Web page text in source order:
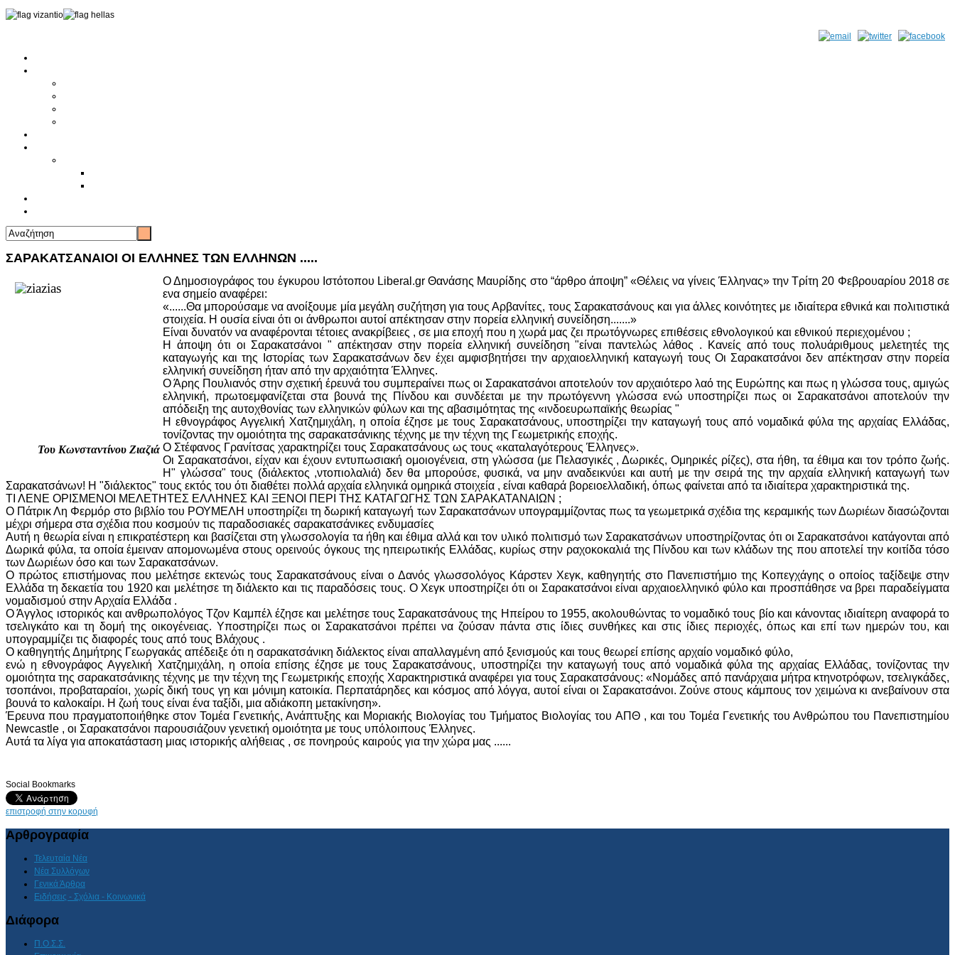
ΣΑΡΑΚΑΤΣΑΝΑΙΟΙ ΟΙ ΕΛΛΗΝΕΣ ΤΩΝ ΕΛΛΗΝΩΝ .....
Του Κωνσταντίνου Ζιαζιά
Ο Δημοσιογράφος του έγκυρου Ιστότοπου Liberal.gr Θανάσης Μαυρίδης στο “άρθρο άποψη” «Θέλεις να γίνεις Έλληνας» την Τρίτη 20 Φεβρουαρίου 2018 σε
ενα σημείο αναφέρει:
«......Θα μπορούσαμε να ανοίξουμε μία μεγάλη συζήτηση για τους Αρβανίτες, τους Σαρακατσάνους και για άλλες κοινότητες με ιδιαίτερα εθνικά και πολιτιστικά
στοιχεία. Η ουσία είναι ότι οι άνθρωποι αυτοί απέκτησαν στην πορεία ελληνική συνείδηση.......»
Είναι δυνατόν να αναφέρονται τέτοιες ανακρίβειες , σε μια εποχή που η χωρά μας ζει πρωτόγνωρες επιθέσεις εθνολογικού και εθνικού περιεχομένου ;
Η άποψη ότι οι Σαρακατσάνοι " απέκτησαν στην πορεία ελληνική συνείδηση "είναι παντελώς λάθος . Κανείς από τους πολυάριθμους μελετητές της
καταγωγής και της Ιστορίας των Σαρακατσάνων δεν έχει αμφισβητήσει την αρχαιοελληνική καταγωγή τους Οι Σαρακατσάνοι δεν απέκτησαν στην πορεία
ελληνική συνείδηση ήταν από την αρχαιότητα Έλληνες.
Ο Άρης Πουλιανός στην σχετική έρευνά του συμπεραίνει πως οι Σαρακατσάνοι αποτελούν τον αρχαιότερο λαό της Ευρώπης και πως η γλώσσα τους, αμιγώς
ελληνική, πρωτοεμφανίζεται στα βουνά της Πίνδου και συνδέεται με την πρωτόγεννη γλώσσα ενώ υποστηρίζει πως οι Σαρακατσάνοι αποτελούν την
απόδειξη της αυτοχθονίας των ελληνικών φύλων και της αβασιμότητας της «ινδοευρωπαϊκής θεωρίας "
Η εθνογράφος Αγγελική Χατζημιχάλη, η οποία έζησε με τους Σαρακατσάνους, υποστηρίζει την καταγωγή τους από νομαδικά φύλα της αρχαίας Ελλάδας,
τονίζοντας την ομοιότητα της σαρακατσάνικης τέχνης με την τέχνη της Γεωμετρικής εποχής.
Ο Στέφανος Γρανίτσας χαρακτηρίζει τους Σαρακατσάνους ως τους «καταλαγότερους Έλληνες».
Οι Σαρακατσάνοι, είχαν και έχουν εντυπωσιακή ομοιογένεια, στη γλώσσα (με Πελασγικές , Δωρικές, Ομηρικές ρίζες), στα ήθη, τα έθιμα και τον τρόπο ζωής.
H" γλώσσα" τους (διάλεκτος ,ντοπιολαλιά) δεν θα μπορούσε, φυσικά, να μην αναδεικνύει και αυτή με την σειρά της την αρχαία ελληνική καταγωγή των
Σαρακατσάνων! Η "διάλεκτος" τους εκτός του ότι διαθέτει πολλά αρχαία ελληνικά ομηρικά στοιχεία , είναι καθαρά βορειοελλαδική, όπως φαίνεται από τα ιδιαίτερα χαρακτηριστικά της.
ΤΙ ΛΕΝΕ ΟΡΙΣΜΕΝΟΙ ΜΕΛΕΤΗΤΕΣ ΕΛΛΗΝΕΣ ΚΑΙ ΞΕΝΟΙ ΠΕΡΙ ΤΗΣ ΚΑΤΑΓΩΓΗΣ ΤΩΝ ΣΑΡΑΚΑΤΑΝΑΙΩΝ ;
Ο Πάτρικ Λη Φερμόρ στο βιβλίο του ΡΟΥΜΕΛΗ υποστηρίζει τη δωρική καταγωγή των Σαρακατσάνων υπογραμμίζοντας πως τα γεωμετρικά σχέδια της κεραμικής των Δωριέων διασώζονται
μέχρι σήμερα στα σχέδια που κοσμούν τις παραδοσιακές σαρακατσάνικες ενδυμασίες
Αυτή η θεωρία είναι η επικρατέστερη και βασίζεται στη γλωσσολογία τα ήθη και έθιμα αλλά και τον υλικό πολιτισμό των Σαρακατσάνων υποστηρίζοντας ότι οι Σαρακατσάνοι κατάγονται από
Δωρικά φύλα, τα οποία έμειναν απομονωμένα στους ορεινούς όγκους της ηπειρωτικής Ελλάδας, κυρίως στην ραχοκοκαλιά της Πίνδου και των κλάδων της που αποτελεί την κοιτίδα τόσο
των Δωριέων όσο και των Σαρακατσάνων.
Ο πρώτος επιστήμονας που μελέτησε εκτενώς τους Σαρακατσάνους είναι ο Δανός γλωσσολόγος Κάρστεν Χεγκ, καθηγητής στο Πανεπιστήμιο της Κοπεγχάγης ο οποίος ταξίδεψε στην
Ελλάδα τη δεκαετία του 1920 και μελέτησε τη διάλεκτο και τις παραδόσεις τους. Ο Χεγκ υποστηρίζει ότι οι Σαρακατσάνοι είναι αρχαιοελληνικό φύλο και προσπάθησε να βρει παραδείγματα
νομαδισμού στην Αρχαία Ελλάδα .
Ο Άγγλος ιστορικός και ανθρωπολόγος Τζον Καμπέλ έζησε και μελέτησε τους Σαρακατσάνους της Ηπείρου το 1955, ακολουθώντας το νομαδικό τους βίο και κάνοντας ιδιαίτερη αναφορά το
τσελιγκάτο και τη δομή της οικογένειας. Υποστηρίζει πως οι Σαρακατσάνοι πρέπει να ζούσαν πάντα στις ίδιες συνθήκες και στις ίδιες περιοχές, όπως και επί των ημερών του, και
υπογραμμίζει τις διαφορές τους από τους Βλάχους .
Ο καθηγητής Δημήτρης Γεωργακάς απέδειξε ότι η σαρακατσάνικη διάλεκτος είναι απαλλαγμένη από ξενισμούς και τους θεωρεί επίσης αρχαίο νομαδικό φύλο,
ενώ η εθνογράφος Αγγελική Χατζημιχάλη, η οποία επίσης έζησε με τους Σαρακατσάνους, υποστηρίζει την καταγωγή τους από νομαδικά φύλα της αρχαίας Ελλάδας, τονίζοντας την
ομοιότητα της σαρακατσάνικης τέχνης με την τέχνη της Γεωμετρικής εποχής Χαρακτηριστικά αναφέρει για τους Σαρακατσάνους: «Νομάδες από πανάρχαια μήτρα κτηνοτρόφων, τσελιγκάδες,
τσοπάνοι, προβαταραίοι, χωρίς δική τους γη και μόνιμη κατοικία. Περπατάρηδες και κόσμος από λόγγα, αυτοί είναι οι Σαρακατσάνοι. Ζούνε στους κάμπους τον χειμώνα κι ανεβαίνουν στα
βουνά το καλοκαίρι. Η ζωή τους είναι ένα ταξίδι, μια αδιάκοπη μετακίνηση».
Έρευνα που πραγματοποιήθηκε στον Τομέα Γενετικής, Ανάπτυξης και Μοριακής Βιολογίας του Τμήματος Βιολογίας του AΠΘ , και του Τομέα Γενετικής του Ανθρώπου του Πανεπιστημίου
Newcastle , οι Σαρακατσάνοι παρουσιάζουν γενετική ομοιότητα με τους υπόλοιπους Έλληνες.
Αυτά τα λίγα για αποκατάσταση μιας ιστορικής αλήθειας , σε πονηρούς καιρούς για την χώρα μας ......
Social Bookmarks
επιστροφή στην κορυφή
Αρθρογραφία
Τελευταία Νέα
Νέα Συλλόγων
Γενικά Άρθρα
Ειδήσεις - Σχόλια - Κοινωνικά
Διάφορα
Π.Ο.Σ.Σ.